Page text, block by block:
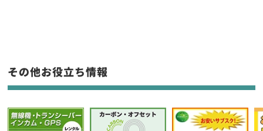
フリーワード入力(製品名等)
選択条件をリセット
その他お役立ち情報